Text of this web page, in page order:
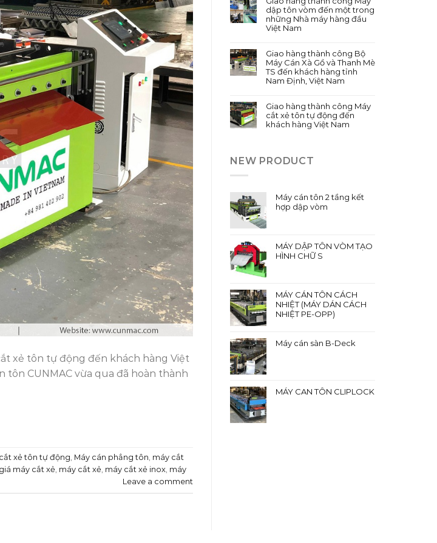
xẻ tôn tự động đến khách hàng Việt
tôn CUNMAC vừa qua đã hoàn thành
xẻ tôn tự động, Máy cán phẳng tôn, máy cắt
máy cắt xẻ, máy cắt xẻ, máy cắt xẻ inox, máy
Leave a comment
dập tôn vòm đến một trong
những Nhà máy hàng đầu
Việt Nam
Giao hàng thành công Bộ
Máy Cán Xà Gồ và Thanh Mè
TS đến khách hàng tỉnh
Nam Định, Việt Nam
Giao hàng thành công Máy
cắt xẻ tôn tự động đến
khách hàng Việt Nam
NEW PRODUCT
Máy cán tôn 2 tầng kết
hợp dập vòm
MÁY DẬP TÔN VÒM TẠO
HÌNH CHỮ S
MÁY CÁN TÔN CÁCH
NHIỆT (MÁY DÁN CÁCH
NHIỆT PE-OPP)
Máy cán sàn B-Deck
MÁY CAN TÔN CLIPLOCK